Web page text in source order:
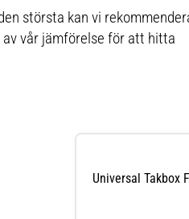
största kan vi
vår jämförelse för att hitta
Universal Takbox